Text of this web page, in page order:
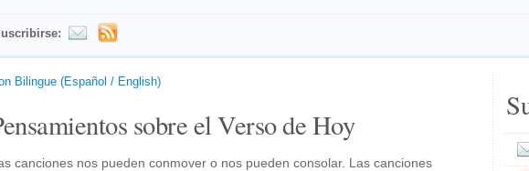
Bilingue (Español / English)
sobre el Verso de Hoy
canciones nos pueden conmover o nos pueden consolar. Las canciones